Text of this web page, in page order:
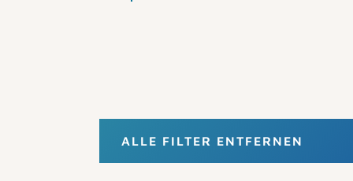
ALLE FILTER ENTFERNEN